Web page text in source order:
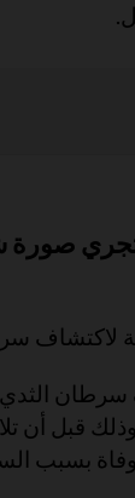
صورة
لاكتشاف
الثدي
قبل أن
بسبب